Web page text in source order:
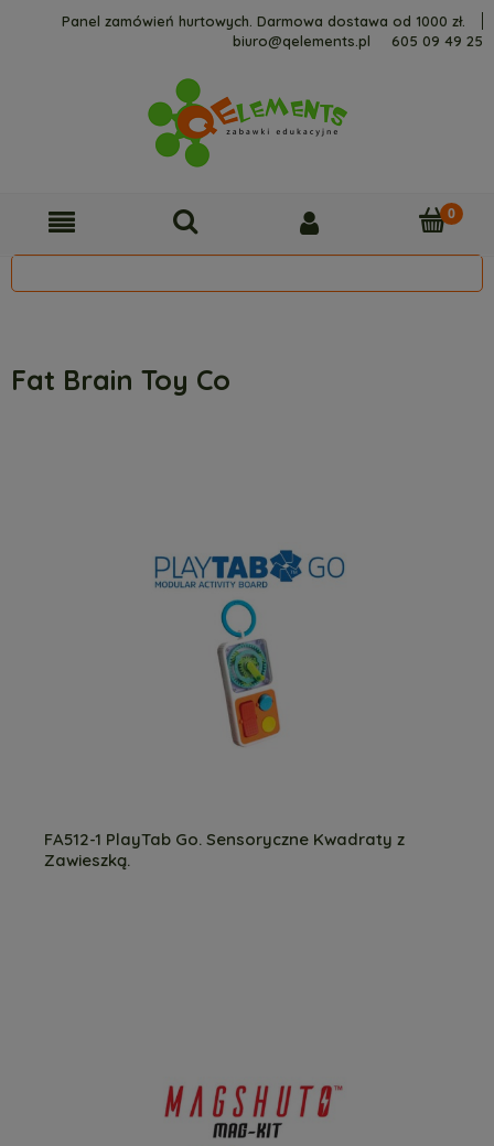
Panel zamówień hurtowych. Darmowa dostawa od 1000 zł.
biuro@qelements.pl
605 09 49 25
Fat Brain Toy Co
FA512-1 PlayTab Go. Sensoryczne Kwadraty z
Zawieszką.